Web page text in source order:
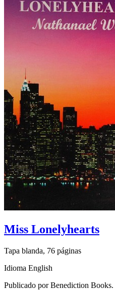
Miss Lonelyhearts
Tapa blanda, 76 páginas
Idioma English
Publicado por Benediction Books.